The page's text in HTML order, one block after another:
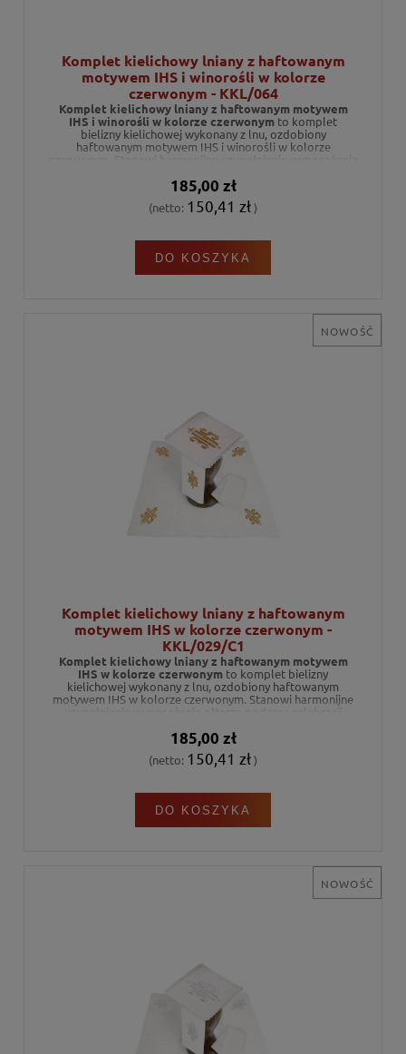
Komplet kielichowy lniany z haftowanym
motywem IHS i winorośli w kolorze
czerwonym - KKL/064
Komplet kielichowy lniany z haftowanym motywem
IHS i winorośli w kolorze czerwonym to komplet
bielizny kielichowej wykonany z lnu, ozdobiony
haftowanym motywem IHS i winorośli w kolorze
czerwonym. Stanowi harmonijne uzupełnienie wyposażenia
185,00 zł
(netto: 150,41 zł)
DO KOSZYKA
Komplet kielichowy lniany z haftowanym
motywem IHS w kolorze czerwonym -
KKL/029/C1
Komplet kielichowy lniany z haftowanym motywem
IHS w kolorze czerwonym to komplet bielizny
kielichowej wykonany z lnu, ozdobiony haftowanym
motywem IHS w kolorze czerwonym. Stanowi harmonijne
uzupełnienie wyposażenia ołtarza podczas celebracji
185,00 zł
(netto: 150,41 zł)
DO KOSZYKA
NOWOŚĆ
NOWOŚĆ